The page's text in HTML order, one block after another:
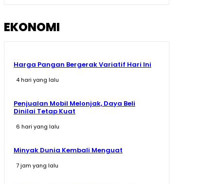
EKONOMI
Harga Pangan Bergerak Variatif Hari Ini
4 hari yang lalu
Penjualan Mobil Melonjak, Daya Beli
Dinilai Tetap Kuat
6 hari yang lalu
Minyak Dunia Kembali Menguat
7 jam yang lalu